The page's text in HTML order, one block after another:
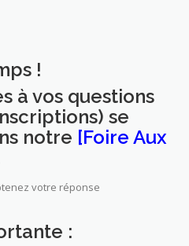
!
à vos questions
se
notre [Foire Aux
votre réponse
: